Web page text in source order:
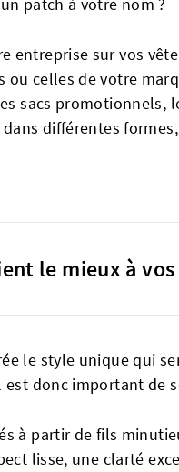
entreprise sur vos
ou celles de votre
sacs promotionnels,
différentes
le mieux à vos
le style unique qui
donc important de
à partir de fils
lisse, une clarté